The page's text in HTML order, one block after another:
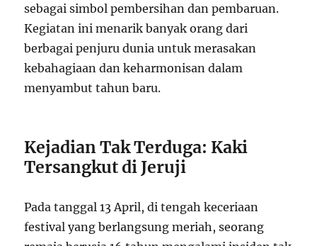
sebagai simbol pembersihan dan pembaruan.
Kegiatan ini menarik banyak orang dari
berbagai penjuru dunia untuk merasakan
kebahagiaan dan keharmonisan dalam
menyambut tahun baru.
Kejadian Tak Terduga: Kaki
Tersangkut di Jeruji
Pada tanggal 13 April, di tengah keceriaan
festival yang berlangsung meriah, seorang